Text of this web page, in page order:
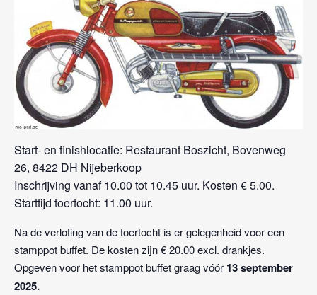
Start- en finishlocatie: Restaurant Boszicht, Bovenweg
26, 8422 DH Nijeberkoop
Inschrijving vanaf 10.00 tot 10.45 uur. Kosten € 5.00.
Starttijd toertocht: 11.00 uur.
Na de verloting van de toertocht is er gelegenheid voor een
stamppot buffet. De kosten zijn € 20.00 excl. drankjes.
Opgeven voor het stamppot buffet graag vóór 13 september
2025.